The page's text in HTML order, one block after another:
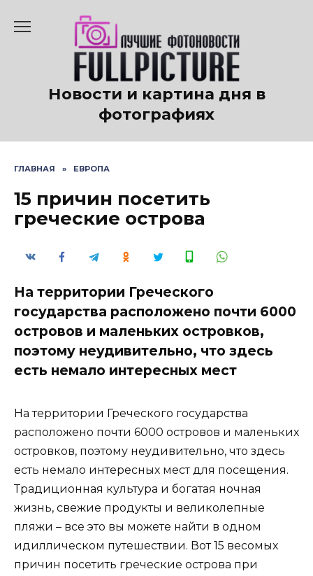
содержанию
Новости и картина дня в
фотографиях
ГЛАВНАЯ » ЕВРОПА
15 причин посетить
греческие острова
На территории Греческого
государства расположено почти 6000
островов и маленьких островков,
поэтому неудивительно, что здесь
есть немало интересных мест
На территории Греческого государства
расположено почти 6000 островов и маленьких
островков, поэтому неудивительно, что здесь
есть немало интересных мест для посещения.
Традиционная культура и богатая ночная
жизнь, свежие продукты и великолепные
пляжи – все это вы можете найти в одном
идиллическом путешествии. Вот 15 весомых
причин посетить греческие острова при